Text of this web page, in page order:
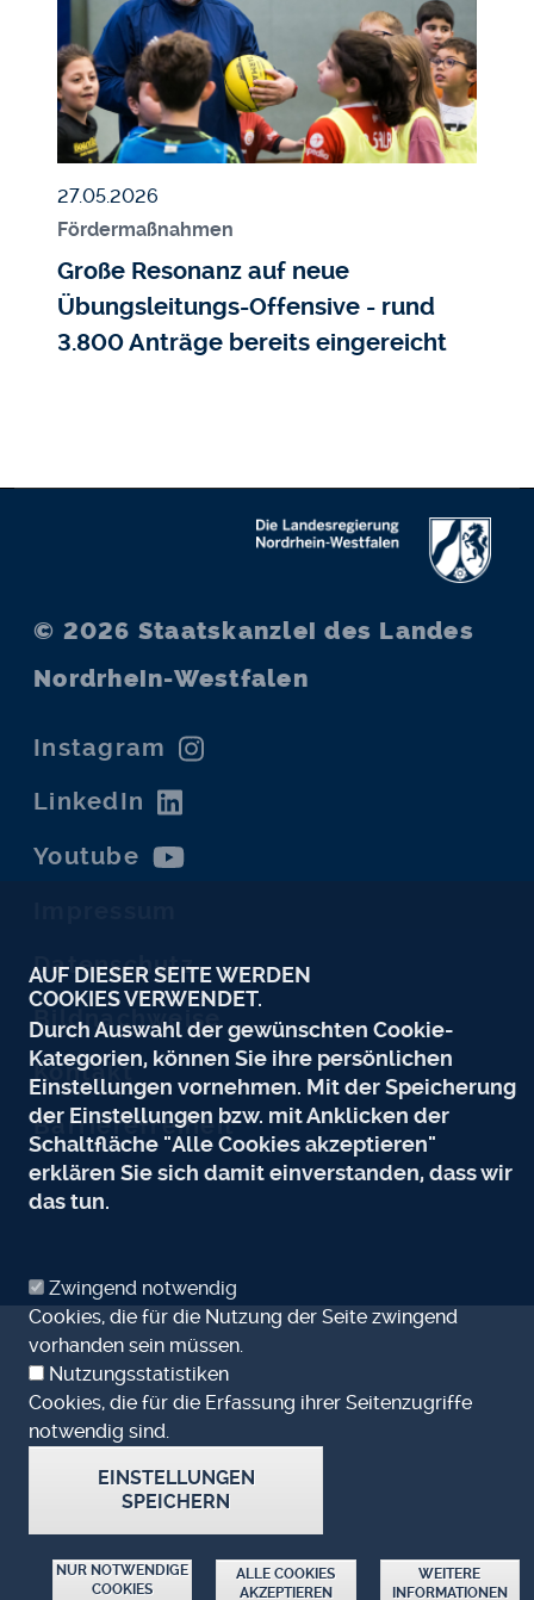
Veröffentlicht am
27.05.2026
Fördermaßnahmen
Große Resonanz auf neue
Übungsleitungs-Offensive - rund
3.800 Anträge bereits eingereicht
© 2026 Staatskanzlei des Landes
Nordrhein-Westfalen
Instagram
LinkedIn
Youtube
Datenschutz
Bildnachweise
Kontakt
Barrierefreiheit
AUF DIESER SEITE WERDEN
COOKIES VERWENDET.
Durch Auswahl der gewünschten Cookie-
Kategorien, können Sie ihre persönlichen
Einstellungen vornehmen. Mit der Speicherung
der Einstellungen bzw. mit Anklicken der
Schaltfläche "Alle Cookies akzeptieren"
erklären Sie sich damit einverstanden, dass wir
das tun.
Zwingend notwendig
Cookies, die für die Nutzung der Seite zwingend
vorhanden sein müssen.
Nutzungsstatistiken
Cookies, die für die Erfassung ihrer Seitenzugriffe
notwendig sind.
EINSTELLUNGEN
SPEICHERN
NUR NOTWENDIGE
COOKIES
ALLE COOKIES
AKZEPTIEREN
WEITERE
INFORMATIONEN
ZUSTIMMUNG ZURÜCKZIEHEN